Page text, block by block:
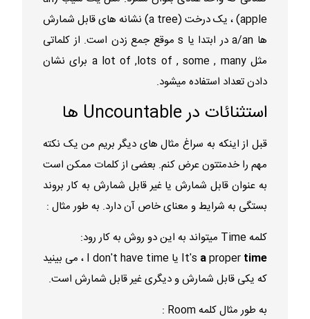
apple) ، یک درخت (a tree) نشانه های قابل شمارش
ها a/an در ابتدا یا s موقع جمع زدن است. از کلماتی
مثل a lot of ,lots of , some , many برای نشان
دادن تعداد استفاده میشود.
استثنائات در Uncountable ها
قبل از اینکه به سراغ مثال های دیگر بریم من یک نکته
مهم را خدمتتون عرض کنم. بعضی از کلمات ممکن است
به عنوان قابل شمارش یا غیر قابل شمارش به کار بروند
بستگی به شرایط و معنای خاص آن دارد. به طور مثال :
کلمه Time میتواند به این دو روش به کار رود:
It's aproper time
یا I don't have time ، می بینید
که یکی قابل شمارش و دیگری غیر قابل شمارش است.
به طور مثال کلمه Room :